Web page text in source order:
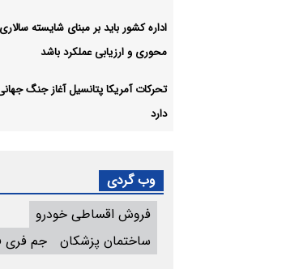
اداره کشور باید بر مبنای شایسته
محوری و ارزیابی عملکرد باشد
تحرکات آمریکا پتانسیل آغاز جنگ
دارد
وب گردی
فروش اقساطی خودرو
ساختمان پزشکان
جم فری